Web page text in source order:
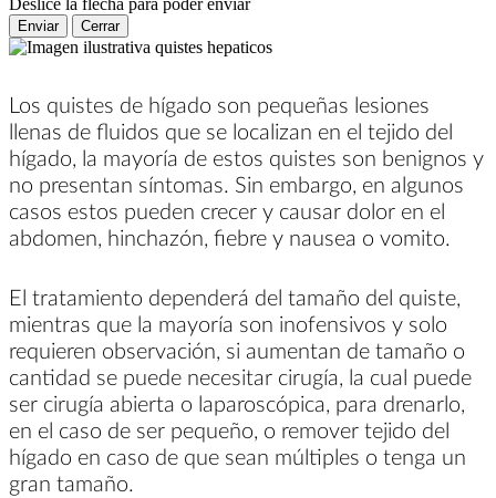
Deslice la flecha para poder enviar
Enviar Cerrar
Los quistes de hígado son pequeñas lesiones
llenas de fluidos que se localizan en el tejido del
hígado, la mayoría de estos quistes son benignos y
no presentan síntomas. Sin embargo, en algunos
casos estos pueden crecer y causar dolor en el
abdomen, hinchazón, fiebre y nausea o vomito.
El tratamiento dependerá del tamaño del quiste,
mientras que la mayoría son inofensivos y solo
requieren observación, si aumentan de tamaño o
cantidad se puede necesitar cirugía, la cual puede
ser cirugía abierta o laparoscópica, para drenarlo,
en el caso de ser pequeño, o remover tejido del
hígado en caso de que sean múltiples o tenga un
gran tamaño.